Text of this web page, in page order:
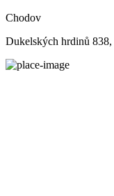
Chodov
Dukelských hrdinů